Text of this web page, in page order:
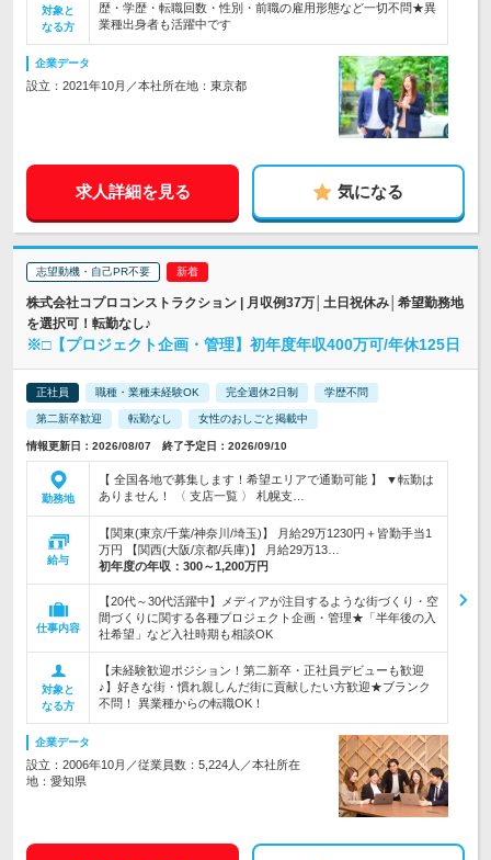
対象と
なる方
歴・学歴・転職回数・性別・前職の雇用形態など一切不問★異
業種出身者も活躍中です
企業データ
設立：2021年10月／本社所在地：東京都
求人詳細を見る 気になる
志望動機・自己PR不要
株式会社コプロコンストラクション | 月収例37万│土日祝休み│希望勤務地
を選択可！転勤なし♪
※□【プロジェクト企画・管理】初年度年収400万可/年休125日
正社員 職種・業種未経験OK 完全週休2日制 学歴不問
第二新卒歓迎 転勤なし 女性のおしごと掲載中
情報更新日：2026/08/07 終了予定日：2026/09/10
勤務地
【 全国各地で募集します！希望エリアで通勤可能 】 ▼転勤は
ありません！ 〈 支店一覧 〉 札幌支…
給与
【関東(東京/千葉/神奈川/埼玉)】 月給29万1230円＋皆勤手当1
万円 【関西(大阪/京都/兵庫)】 月給29万13…
初年度の年収： 300～1,200万円
仕事内容
【20代～30代活躍中】メディアが注目するような街づくり・空
間づくりに関する各種プロジェクト企画・管理★「半年後の入
社希望」など入社時期も相談OK
対象と
なる方
【未経験歓迎ポジション！第二新卒・正社員デビューも歓迎
♪】好きな街・慣れ親しんだ街に貢献したい方歓迎★ブランク
不問！ 異業種からの転職OK！
企業データ
設立：2006年10月／従業員数：5,224人／本社所在
地：愛知県